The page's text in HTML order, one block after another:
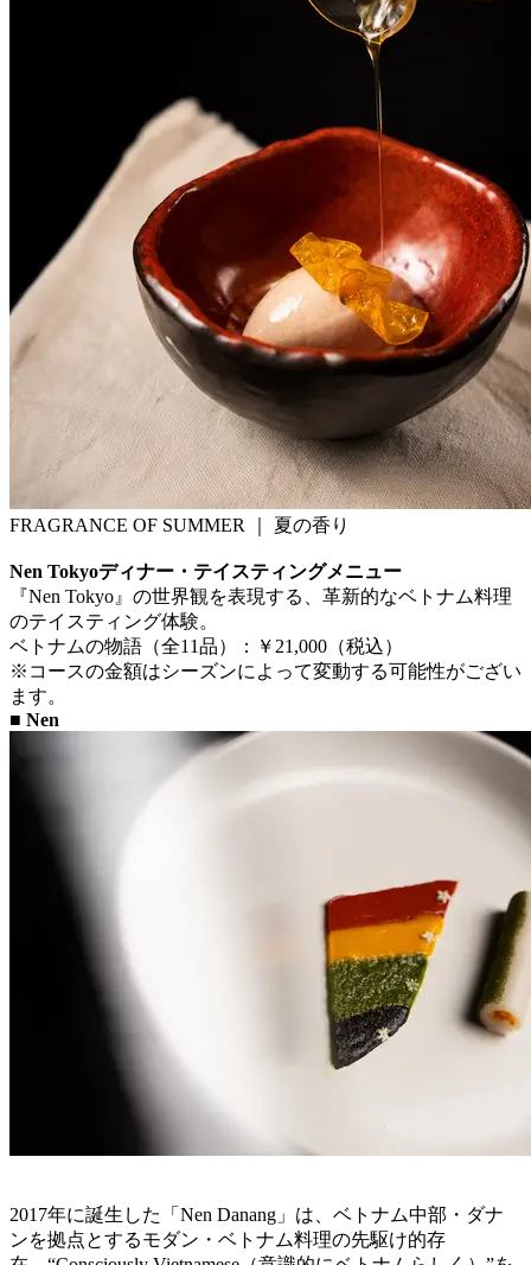
FRAGRANCE OF SUMMER ｜ 夏の香り
Nen Tokyoディナー・テイスティングメニュー
『Nen Tokyo』の世界観を表現する、革新的なベトナム料理
のテイスティング体験。
ベトナムの物語（全11品）：￥21,000（税込）
※コースの金額はシーズンによって変動する可能性がござい
ます。
■ Nen
2017年に誕生した「Nen Danang」は、ベトナム中部・ダナ
ンを拠点とするモダン・ベトナム料理の先駆け的存